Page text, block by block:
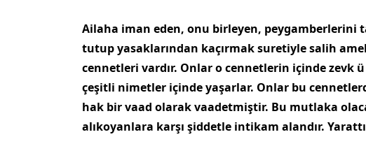
Ailaha iman eden, onu birleyen, peygamberlerini
tutup yasaklarından kaçırmak suretiyle salih
cennetleri vardır. On­lar o cennetlerin içinde zevk
çeşitli nimetler içinde yaşarlar. Onlar bu
hak bir vaad olarak vaadetmiştir. Bu mutlaka
alıkoyanlara karşı şiddetle intikam alan­dır.